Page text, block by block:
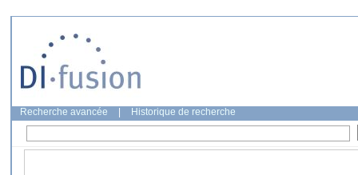
Recherche avancée Historique de recherche